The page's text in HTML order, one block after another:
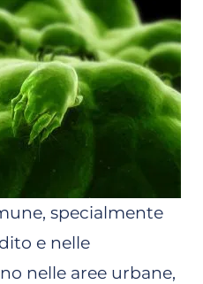
specialmente
e nelle
nelle aree urbane,